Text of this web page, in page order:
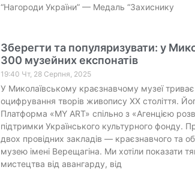
“Нагороди України” — Медаль “Захиснику
Зберегти та популяризувати: у
300 музейних експонатів
19:40 Чт, 28 Серпня, 2025
У Миколаївському краєзнавчому музеї
оцифрування творів живопису ХХ століття.
Платформа «MY ART» спільно з «Агенцією
підтримки Українського культурного фонду.
двох провідних закладів — краєзнавчого та
музею імені Верещагіна. Ми хотіли показати
мистецтва від авангарду, від